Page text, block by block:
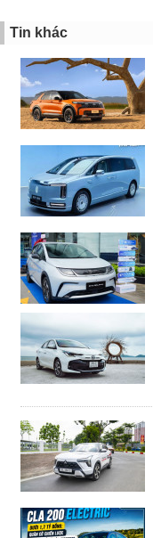
Tin khác